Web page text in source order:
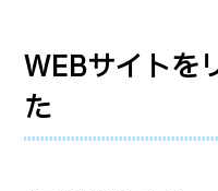
WEBサイトを
た